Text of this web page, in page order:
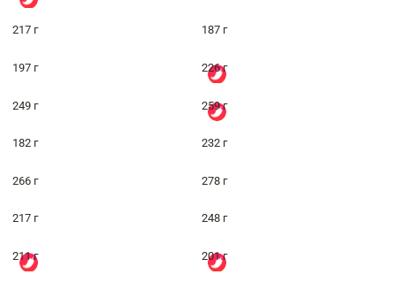
217 г 187 г
197 г 226 г
249 г 259 г
182 г 232 г
266 г 278 г
217 г 248 г
211 г 201 г